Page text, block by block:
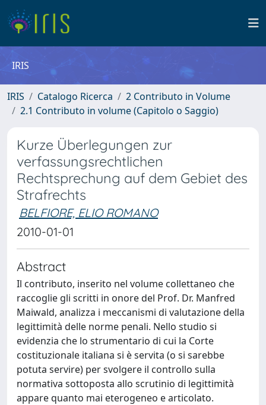
IRIS
IRIS Catalogo Ricerca
2 Contributo in Volume
2.1 Contributo in volume (Capitolo o Saggio)
Kurze Überlegungen zur
verfassungsrechtlichen
Rechtsprechung auf dem Gebiet des
Strafrechts
BELFIORE, ELIO ROMANO
2010-01-01
Abstract
Il contributo, inserito nel volume collettaneo che
raccoglie gli scritti in onore del Prof. Dr. Manfred
Maiwald, analizza i meccanismi di valutazione della
legittimità delle norme penali. Nello studio si
evidenzia che lo strumentario di cui la Corte
costituzionale italiana si è servita (o si sarebbe
potuta servire) per svolgere il controllo sulla
normativa sottoposta allo scrutinio di legittimità
appare quanto mai eterogeneo e articolato.